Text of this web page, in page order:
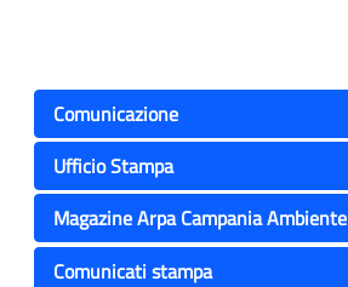
Comunicazione
Ufficio Stampa
Magazine Arpa Campania Ambiente
Comunicati stampa